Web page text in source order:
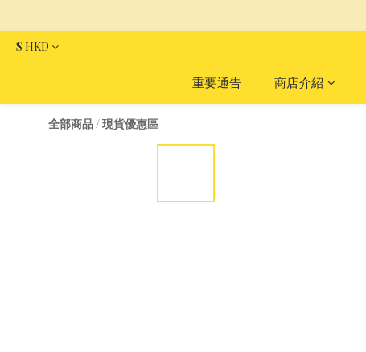
$ HKD
重要通告 商店介紹
全部商品/現貨優惠區